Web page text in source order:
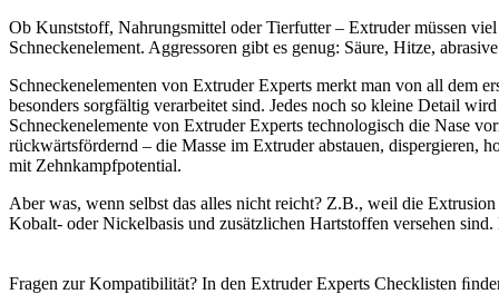
Ob Kunststoff, Nahrungsmittel oder Tierfutter – Extruder müssen
Schneckenelement. Aggressoren gibt es genug: Säure, Hitze,
Schneckenelementen von Extruder Experts merkt man von all dem
besonders sorgfältig verarbeitet sind. Jedes noch so kleine Detail
Schneckenelemente von Extruder Experts technologisch die Nase
rückwärtsfördernd – die Masse im Extruder abstauen, dispergieren,
mit Zehnkampfpotential.
Aber was, wenn selbst das alles nicht reicht? Z.B., weil die
Kobalt- oder Nickelbasis und zusätzlichen Hartstoffen versehen
Fragen zur Kompatibilität? In den Extruder Experts Checklisten